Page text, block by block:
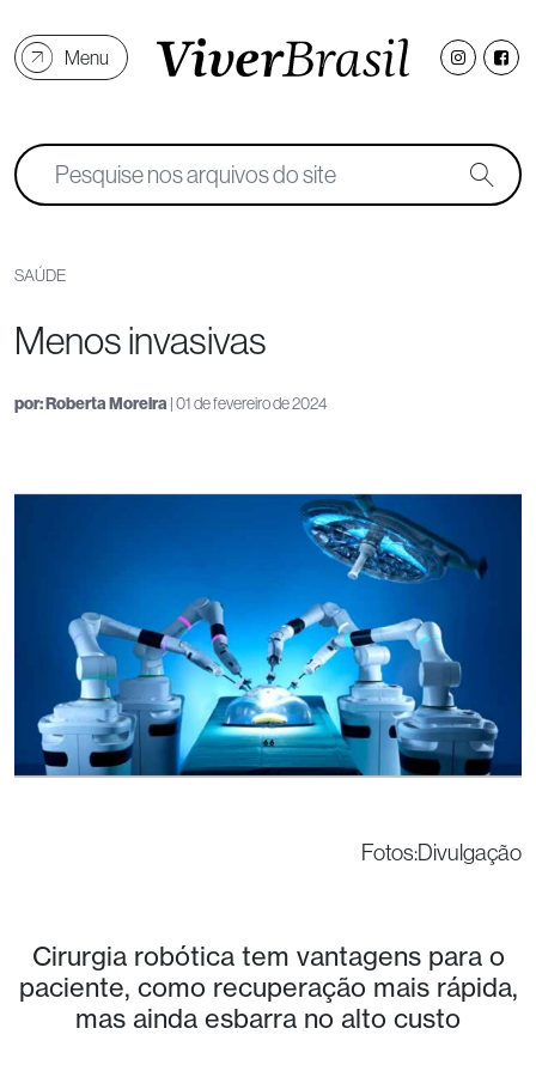
Menu
SAÚDE
Menos invasivas
por:Roberta Moreira | 01 de fevereiro de 2024
Fotos:Divulgação
Cirurgia robótica tem vantagens para o
paciente, como recuperação mais rápida,
mas ainda esbarra no alto custo